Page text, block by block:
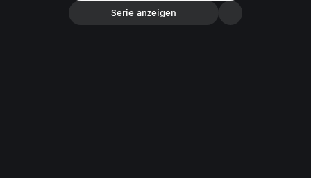
diesen keltischen Münzen.
Serie anzeigen